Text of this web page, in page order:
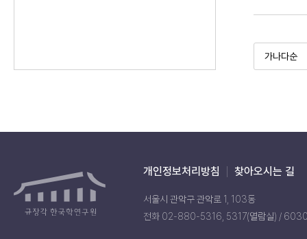
개인정보처리방침 찾아오시는 길
서울시 관악구 관악로 1, 103동
전화 02-880-5316, 5317(열람실) /